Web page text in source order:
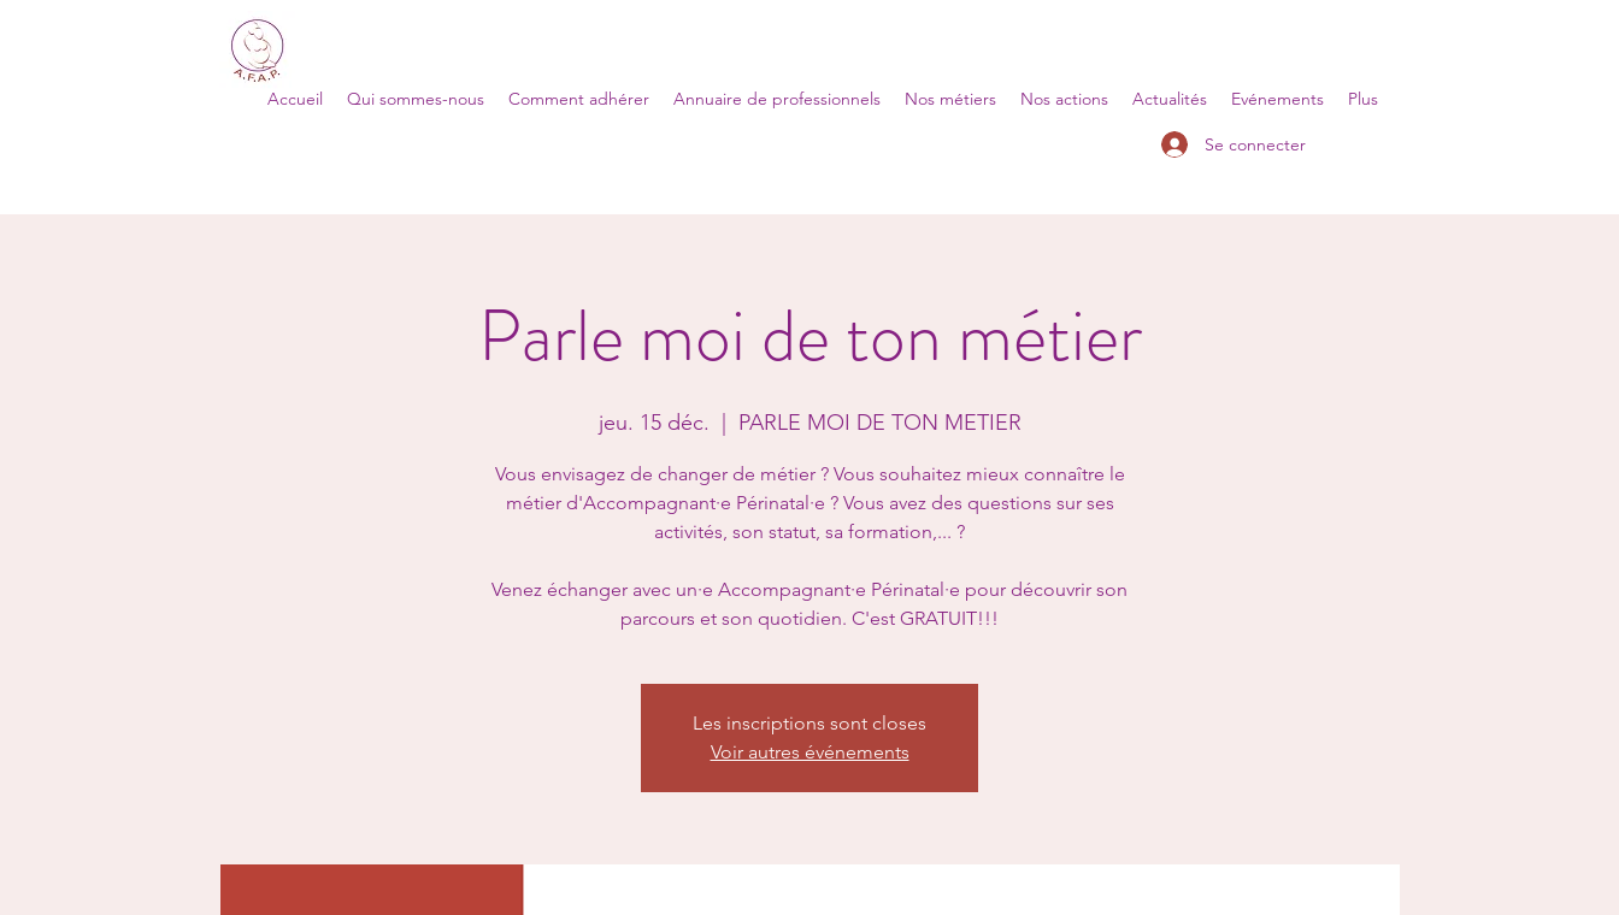
Accueil Qui sommes-nous Comment adhérer Annuaire de professionnels Nos métiers Nos actions Actualités Evénements Plus
Se connecter
Parle moi de ton métier
jeu. 15 déc. PARLE MOI DE TON METIER
Vous envisagez de changer de métier ? Vous souhaitez mieux connaître le
métier d'Accompagnant·e Périnatal·e ? Vous avez des questions sur ses
activités, son statut, sa formation,... ?
Venez échanger avec un·e Accompagnant·e Périnatal·e pour découvrir son
parcours et son quotidien. C'est GRATUIT!!!
Les inscriptions sont closes
Voir autres événements